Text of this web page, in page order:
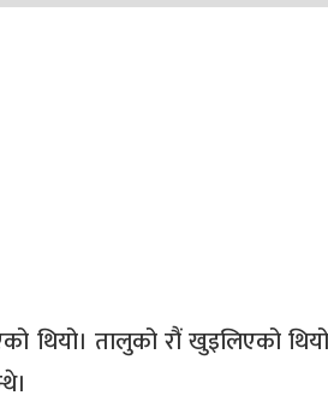
थियो। तालुको रौं खुइलिएको